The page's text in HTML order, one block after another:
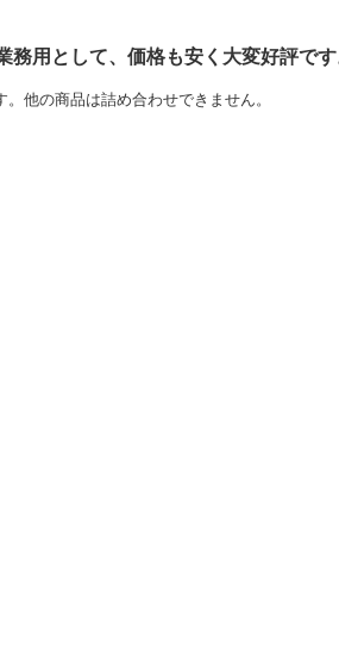
務用として、 価格も安く大変好評です
他の商品は詰め合わせできません。